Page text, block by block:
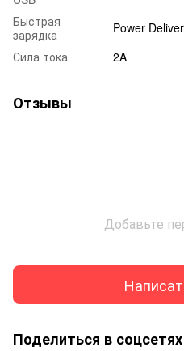
Быстрая
зарядка
Power
Сила тока
2A
Отзывы
Добавьте
Поделиться в соцсетях